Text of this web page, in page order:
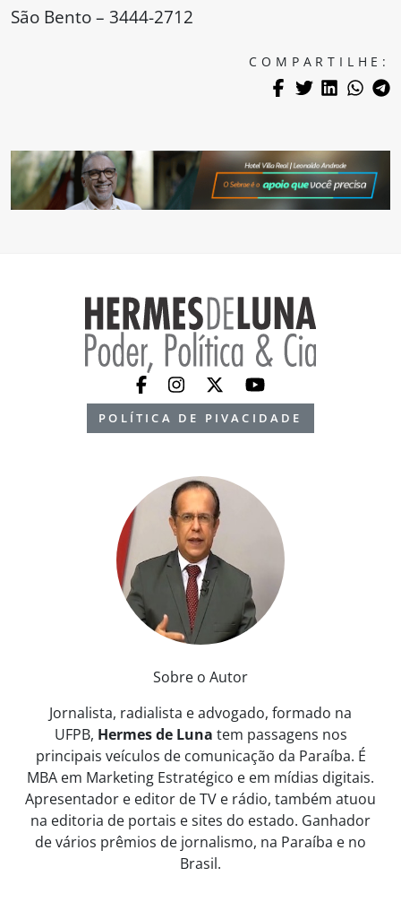
São Bento – 3444-2712
COMPARTILHE:
POLÍTICA DE PIVACIDADE
Sobre o Autor
Jornalista, radialista e advogado, formado na
UFPB, Hermes de Luna tem passagens nos
principais veículos de comunicação da Paraíba. É
MBA em Marketing Estratégico e em mídias digitais.
Apresentador e editor de TV e rádio, também atuou
na editoria de portais e sites do estado. Ganhador
de vários prêmios de jornalismo, na Paraíba e no
Brasil.